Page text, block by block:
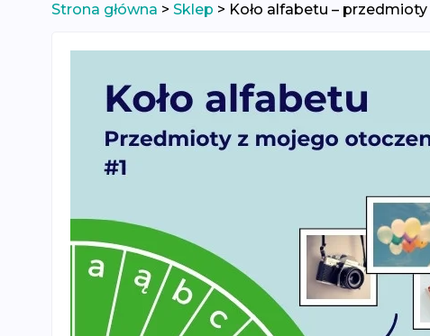
Strona główna > Sklep > Koło alfabetu –